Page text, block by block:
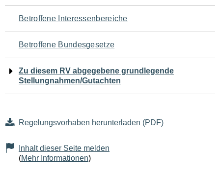
für
den
Seiteninhalt
Betroffene Interessenbereiche
Betroffene Bundesgesetze
Zu diesem RV abgegebene grundlegende
Stellungnahmen/Gutachten
Regelungsvorhaben herunterladen (PDF)
Inhalt dieser Seite melden
(Mehr Informationen)